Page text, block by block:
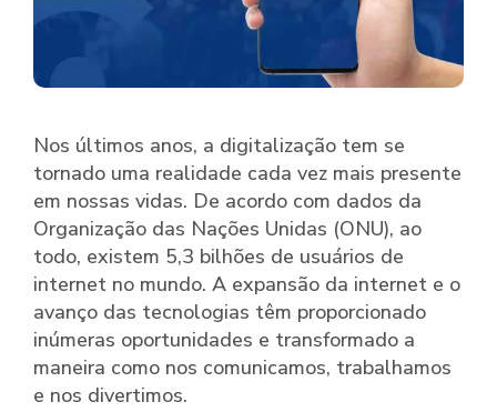
Nos últimos anos, a digitalização tem se
tornado uma realidade cada vez mais presente
em nossas vidas. De acordo com dados da
Organização das Nações Unidas (ONU), ao
todo, existem 5,3 bilhões de usuários de
internet no mundo. A expansão da internet e o
avanço das tecnologias têm proporcionado
inúmeras oportunidades e transformado a
maneira como nos comunicamos, trabalhamos
e nos divertimos.